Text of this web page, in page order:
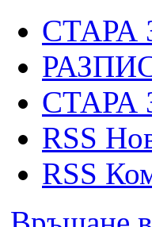
СТАРА
СТАРА
RSS
RSS